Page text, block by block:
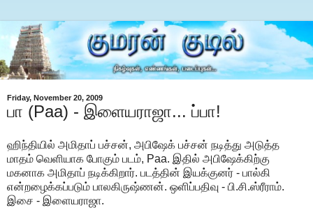
Friday, November 20, 2009
பா (Paa) - இளையராஜா... ப்பா!
ஹிந்தியில் அமிதாப் பச்சன், அபிஷேக் பச்சன் நடித்து அடுத்த
மாதம் வெளியாக போகும் படம், Paa. இதில் அபிஷேக்கிற்கு
மகனாக அமிதாப் நடிக்கிறார். படத்தின் இயக்குனர் - பால்கி
என்றழைக்கப்படும் பாலகிருஷ்ணன். ஒளிப்பதிவு - பி.சி.ஸ்ரீராம்.
இசை - இளையராஜா.